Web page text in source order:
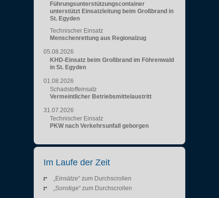
Führungsunterstützungscontainer
unterstützt Einsatzleitung beim Großbrand in
St. Egyden
Technischer Einsatz
Menschenrettung aus Regionalzug
05.08.2026
KHD-Einsatz beim Großbrand im Föhrenwald
in St. Egyden
01.08.2026
Schadstoffeinsatz
Vermeintlicher Betriebsmittelaustritt
31.07.2026
Technischer Einsatz
PKW nach Verkehrsunfall geborgen
Im Laufe der Zeit
„Einsätze“ zum Durchscrollen
„Sonstige“ zum Durchscrollen